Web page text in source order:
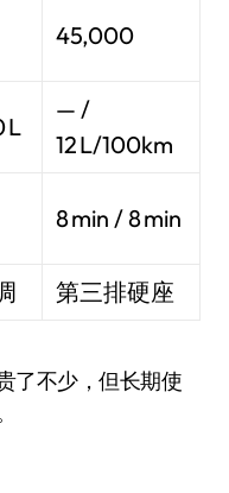
45,000
L
— /
12 L/100km
8 min / 8 min
第三排硬座
了不少，但长期使